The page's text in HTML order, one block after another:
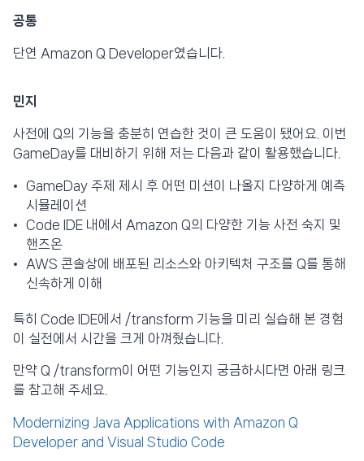
공통
단연 Amazon Q Developer였습니다.
민지
사전에 Q의 기능을 충분히 연습한 것이 큰 도움이 됐어요. 이번
GameDay를 대비하기 위해 저는 다음과 같이 활용했습니다.
GameDay 주제 제시 후 어떤 미션이 나올지 다양하게 예측
시뮬레이션
Code IDE 내에서 Amazon Q의 다양한 기능 사전 숙지 및
핸즈온
AWS 콘솔상에 배포된 리소스와 아키텍처 구조를 Q를 통해
신속하게 이해
특히 Code IDE에서 /transform 기능을 미리 실습해 본 경험
이 실전에서 시간을 크게 아껴줬습니다.
만약 Q /transform이 어떤 기능인지 궁금하시다면 아래 링크
를 참고해 주세요.
Modernizing Java Applications with Amazon Q
Developer and Visual Studio Code